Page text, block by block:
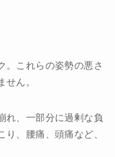
。これらの姿勢の悪さ
ん。
れ、一部分に過剰な負
、腰痛、頭痛など、